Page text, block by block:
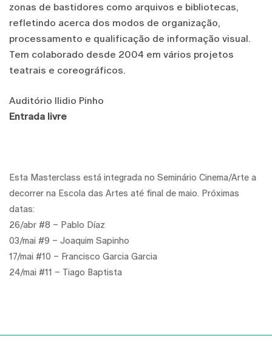
zonas de bastidores como arquivos e bibliotecas,
refletindo acerca dos modos de organização,
processamento e qualificação de informação visual.
Tem colaborado desde 2004 em vários projetos
teatrais e coreográficos.
Auditório Ilidio Pinho
Entrada livre
Esta Masterclass está integrada no Seminário Cinema/Arte a
decorrer na Escola das Artes até final de maio. Próximas
datas:
26/abr #8 – Pablo Díaz
03/mai #9 – Joaquim Sapinho
17/mai #10 – Francisco Garcia Garcia
24/mai #11 – Tiago Baptista